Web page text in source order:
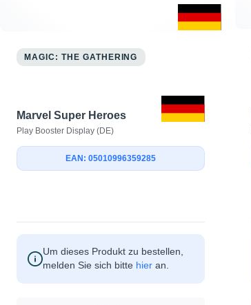
MAGIC: THE GATHERING
Marvel Super Heroes
Play Booster Display (DE)
EAN: 05010996359285
Um dieses Produkt zu bestellen,
melden Sie sich bitte hier an.